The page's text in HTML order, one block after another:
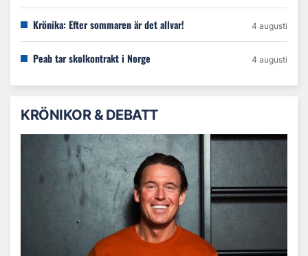
Krönika: Efter sommaren är det allvar! 4 augusti
Peab tar skolkontrakt i Norge 4 augusti
KRÖNIKOR & DEBATT